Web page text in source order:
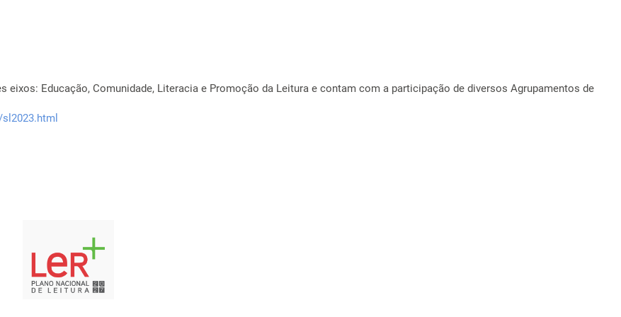
Educação, Comunidade, Literacia e Promoção da Leitura e contam com a participação de diversos Agrupamentos de